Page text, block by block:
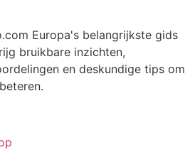
Europa's belangrijkste gids
bruikbare inzichten,
en deskundige tips om